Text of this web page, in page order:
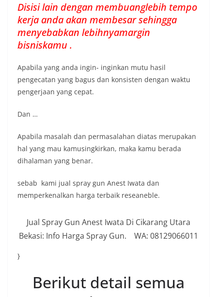
Disisi lain dengan membuanglebih tempo
kerja anda akan membesar sehingga
menyebabkan lebihnyamargin
bisniskamu .
Apabila yang anda ingin- inginkan mutu hasil
pengecatan yang bagus dan konsisten dengan waktu
pengerjaan yang cepat.
Dan …
Apabila masalah dan permasalahan diatas merupakan
hal yang mau kamusingkirkan, maka kamu berada
dihalaman yang benar.
sebab kami jual spray gun Anest Iwata dan
memperkenalkan harga terbaik reseaneble.
Jual Spray Gun Anest Iwata Di Cikarang Utara
Bekasi: Info Harga Spray Gun. WA: 08129066011
}
Berikut detail semua